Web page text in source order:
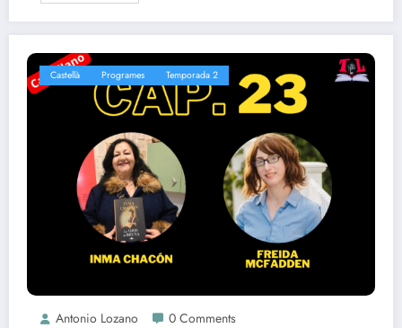
Castellà Programes Temporada 2
Antonio Lozano 0 Comments